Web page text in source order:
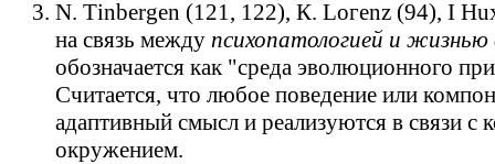
N. Тinbergen (121, 122), К. Lогеnz (94), I
на связь между психопатологией и жизнью
обозначается как "среда эволюционного
Считается, что любое поведение или
адаптивный смысл и реализуются в связи с
окружением.